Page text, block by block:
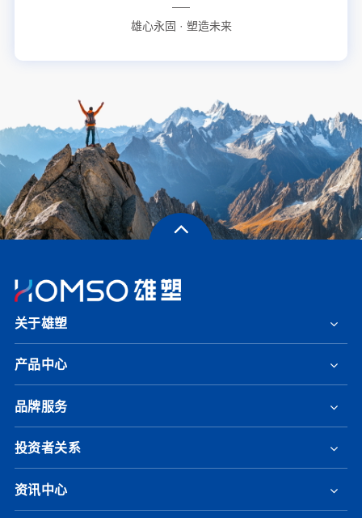
雄心永固 · 塑造未来
关于雄塑
产品中心
品牌服务
投资者关系
资讯中心